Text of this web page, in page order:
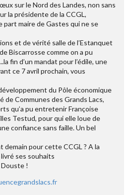
sur le Nord des Landes, non sans
la présidente de la CCGL,
part maire de Gastes qui ne se
et de vérité salle de l’Estanquet
Biscarrosse comme on a pu
fin d’un mandat pour l’édile, une
ce 7 avril prochain, vous
du Pôle économique
de Communes des Grands Lacs,
qu’a pu entretenir Françoise
Testud, pour qui elle loue de
confiance sans faille. Un bel
demain pour cette CCGL ? A la
ses souhaits
!